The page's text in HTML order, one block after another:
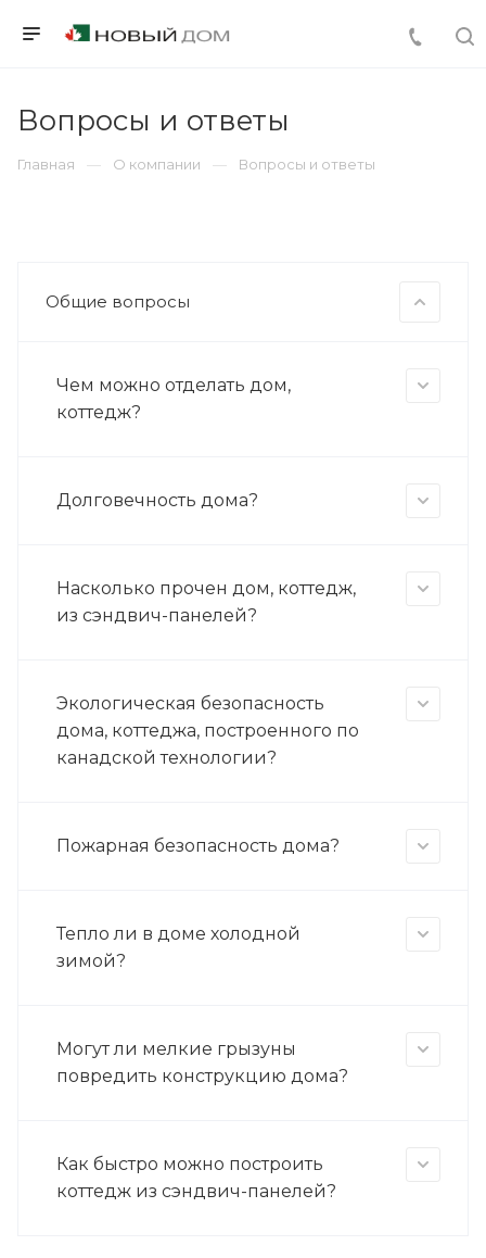
Вопросы и ответы
Главная О компании Вопросы и ответы
Общие вопросы
Чем можно отделать дом,
коттедж?
Долговечность дома?
Насколько прочен дом, коттедж,
из сэндвич-панелей?
Экологическая безопасность
дома, коттеджа, построенного по
канадской технологии?
Пожарная безопасность дома?
Тепло ли в доме холодной
зимой?
Могут ли мелкие грызуны
повредить конструкцию дома?
Как быстро можно построить
коттедж из сэндвич-панелей?